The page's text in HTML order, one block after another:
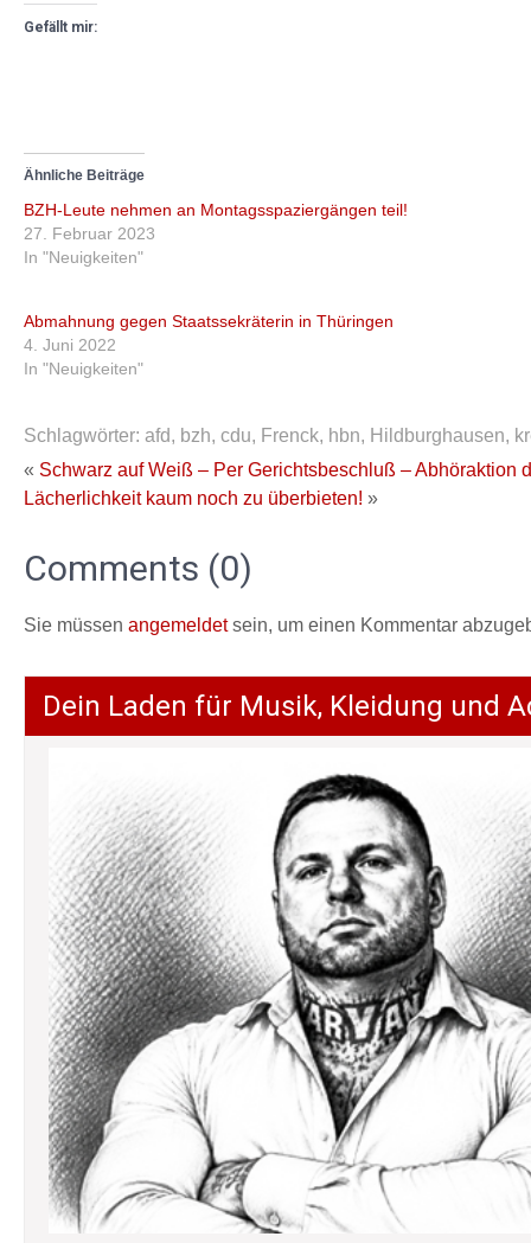
Gefällt mir:
Ähnliche Beiträge
BZH-Leute nehmen an Montagsspaziergängen teil!
27. Februar 2023
In "Neuigkeiten"
Abmahnung gegen Staatssekräterin in Thüringen
4. Juni 2022
In "Neuigkeiten"
Schlagwörter: afd, bzh, cdu, Frenck, hbn, Hildburghausen,
« Schwarz auf Weiß – Per Gerichtsbeschluß – Abhöraktion
Lächerlichkeit kaum noch zu überbieten! »
Comments (0)
Sie müssen angemeldetsein, um einen Kommentar
Dein Laden für Musik, Kleidung und